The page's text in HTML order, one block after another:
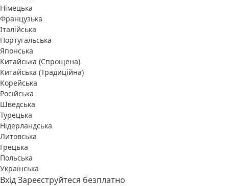
Німецька
Французька
Італійська
Португальська
Японська
Китайська (Спрощена)
Китайська (Традиційна)
Корейська
Російська
Шведська
Турецька
Нідерландська
Литовська
Грецька
Польська
Українська
ВхідЗареєструйтеся безплатно